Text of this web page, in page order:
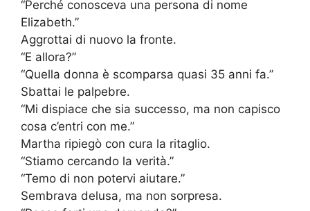
“Perché conosceva una persona di nome
Elizabeth.”
Aggrottai di nuovo la fronte.
“E allora?”
“Quella donna è scomparsa quasi 35 anni fa.”
Sbattai le palpebre.
“Mi dispiace che sia successo, ma non capisco
cosa c’entri con me.”
Martha ripiegò con cura la ritaglio.
“Stiamo cercando la verità.”
“Temo di non potervi aiutare.”
Sembrava delusa, ma non sorpresa.